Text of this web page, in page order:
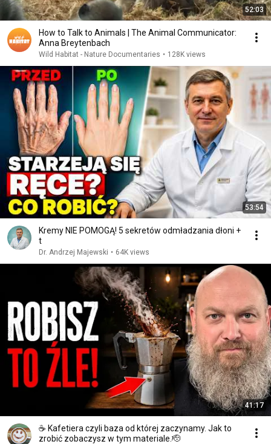
52:03
How to Talk to Animals | The Animal Communicator:
Anna Breytenbach
Wild Habitat - Nature Documentaries • 128K views
53:54
Kremy NIE POMOGĄ! 5 sekretów odmładzania dłoni +
t
Dr. Andrzej Majewski • 64K views
41:17
☕️ Kafetiera czyli baza od której zaczynamy. Jak to
zrobić zobaczysz w tym materiale.🫡